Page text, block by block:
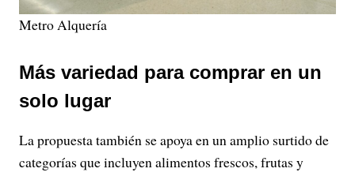
Metro Alquería
Más variedad para comprar en un
solo lugar
La propuesta también se apoya en un amplio surtido de
categorías que incluyen alimentos frescos, frutas y